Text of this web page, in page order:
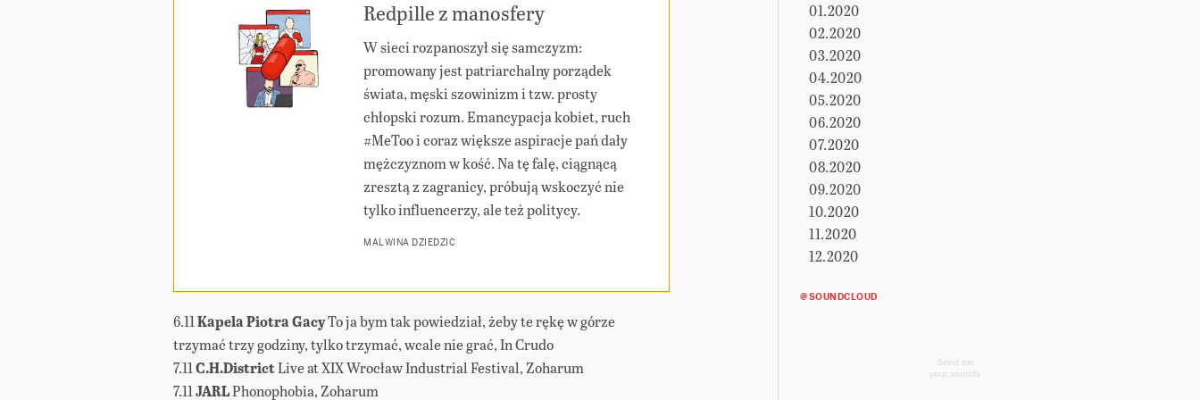
Redpille z manosfery
W sieci rozpanoszył się samczyzm:
promowany jest patriarchalny porządek
świata, męski szowinizm i tzw. prosty
chłopski rozum. Emancypacja kobiet, ruch
#MeToo i coraz większe aspiracje pań dały
mężczyznom w kość. Na tę falę, ciągnącą
zresztą z zagranicy, próbują wskoczyć nie
tylko influencerzy, ale też politycy.
MALWINA DZIEDZIC
6.11Kapela Piotra GacyTo ja bym tak powiedział, żeby te rękę w górze
trzymać trzy godziny, tylko trzymać, wcale nie grać, In Crudo
7.11C.H.DistrictLive at XIX Wrocław Industrial Festival, Zoharum
7.11JARLPhonophobia, Zoharum
01.2020
02.2020
03.2020
04.2020
05.2020
06.2020
07.2020
08.2020
09.2020
10.2020
11.2020
12.2020
@SOUNDCLOUD
Send me
your sounds